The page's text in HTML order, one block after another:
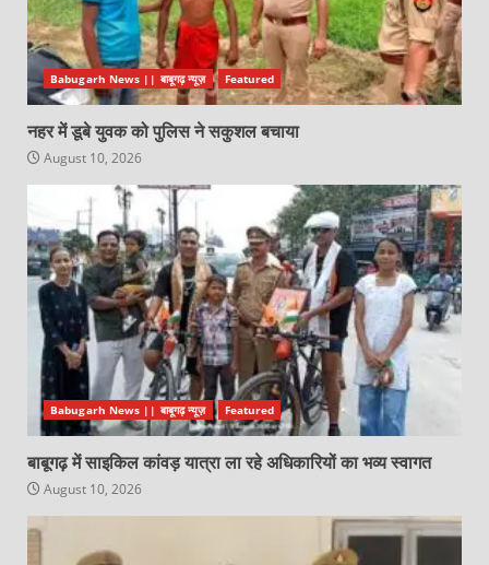
Babugarh News || बाबूगढ़ न्यूज़ Featured
नहर में डूबे युवक को पुलिस ने सकुशल बचाया
August 10, 2026
Babugarh News || बाबूगढ़ न्यूज़ Featured
बाबूगढ़ में साइकिल कांवड़ यात्रा ला रहे अधिकारियों का भव्य स्वागत
August 10, 2026